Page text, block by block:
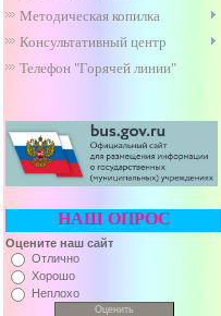
Методическая копилка
Консультативный центр
Телефон "Горячей линии"
НАШ ОПРОС
Оцените наш сайт
Отлично
Хорошо
Неплохо